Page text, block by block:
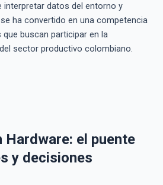
interpretar datos del entorno y
ha convertido en una competencia
buscan participar en la
sector productivo colombiano.
Hardware: el puente
y decisiones